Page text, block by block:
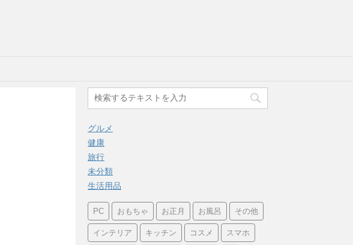
グルメ
健康
旅行
未分類
生活用品
PC おもちゃ お正月 お風呂 その他
インテリア キッチン コスメ スマホ